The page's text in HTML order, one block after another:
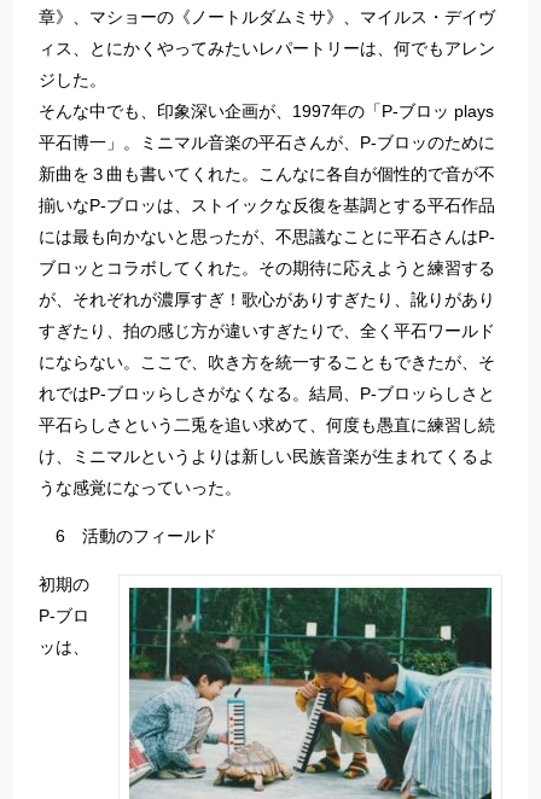
章》、マショーの《ノートルダムミサ》、マイルス・デイヴ
ィス、とにかくやってみたいレパートリーは、何でもアレン
ジした。
そんな中でも、印象深い企画が、1997年の「P-ブロッ plays
平石博一」。ミニマル音楽の平石さんが、P-ブロッのために
新曲を３曲も書いてくれた。こんなに各自が個性的で音が不
揃いなP-ブロッは、ストイックな反復を基調とする平石作品
には最も向かないと思ったが、不思議なことに平石さんはP-
ブロッとコラボしてくれた。その期待に応えようと練習する
が、それぞれが濃厚すぎ！歌心がありすぎたり、訛りがあり
すぎたり、拍の感じ方が違いすぎたりで、全く平石ワールド
にならない。ここで、吹き方を統一することもできたが、そ
れではP-ブロッらしさがなくなる。結局、P-ブロッらしさと
平石らしさという二兎を追い求めて、何度も愚直に練習し続
け、ミニマルというよりは新しい民族音楽が生まれてくるよ
うな感覚になっていった。
6 活動のフィールド
初期の
P-ブロ
ッは、